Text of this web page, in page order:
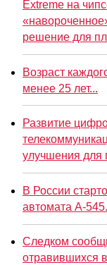
Extreme на
решение для
Возраст
менее 25 лет...
Развитие
улучшения для
В России
автомата А-
Следком
отравившихся